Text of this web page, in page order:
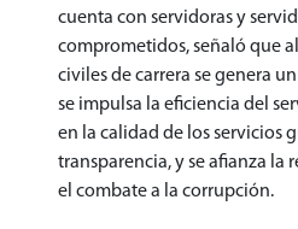
cuenta con servidoras y
comprometidos, señaló que
civiles de carrera se genera
se impulsa la eficiencia del
en la calidad de los servicios
transparencia, y se afianza la
el combate a la corrupción.